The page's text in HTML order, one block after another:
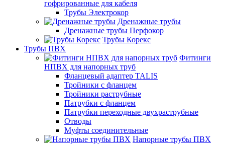
гофрированные для кабеля
Трубы Электрокор
Дренажные трубы
Дренажные трубы Перфокор
Трубы Корекс
Трубы ПВХ
Фитинги
НПВХ для напорных труб
Фланцевый адаптер TALIS
Тройники с фланцем
Тройники раструбные
Патрубки с фланцем
Патрубки переходные двухраструбные
Отводы
Муфты соединительные
Напорные трубы ПВХ